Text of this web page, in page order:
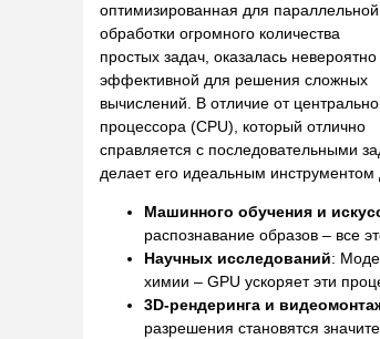
оптимизированная для параллельной
обработки огромного количества
простых задач, оказалась невероятно
эффективной для решения сложных
вычислений. В отличие от
процессора (CPU), который отлично
справляется с последовательными
делает его идеальным инструментом
Машинного обучения и
распознавание образов – все
Научных исследований:
химии – GPU ускоряет эти
3D-рендеринга и
разрешения становятся